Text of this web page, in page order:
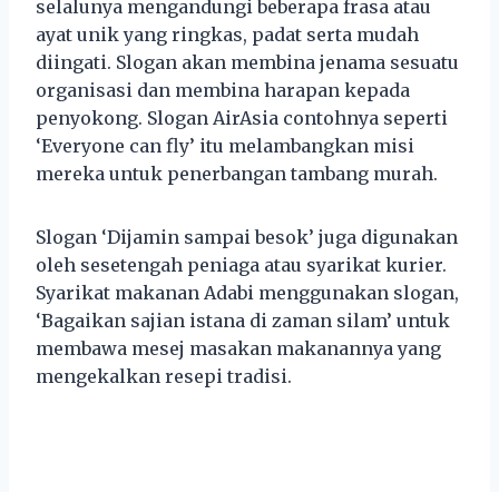
selalunya mengandungi beberapa frasa atau
ayat unik yang ringkas, padat serta mudah
diingati. Slogan akan membina jenama sesuatu
organisasi dan membina harapan kepada
penyokong. Slogan AirAsia contohnya seperti
‘Everyone can fly’ itu melambangkan misi
mereka untuk penerbangan tambang murah.
Slogan ‘Dijamin sampai besok’ juga digunakan
oleh sesetengah peniaga atau syarikat kurier.
Syarikat makanan Adabi menggunakan slogan,
‘Bagaikan sajian istana di zaman silam’ untuk
membawa mesej masakan makanannya yang
mengekalkan resepi tradisi.